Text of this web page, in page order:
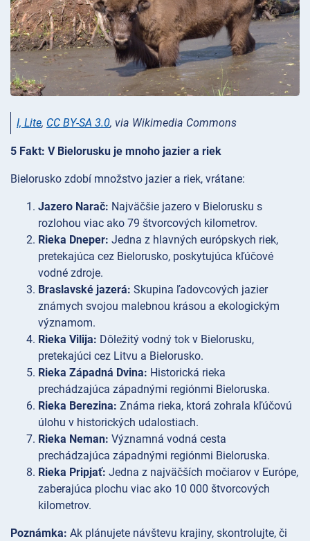
I, Lite, CC BY-SA 3.0, via Wikimedia Commons
5 Fakt: V Bielorusku je mnoho jazier a riek
Bielorusko zdobí množstvo jazier a riek, vrátane:
Jazero Narač: Najväčšie jazero v Bielorusku s
rozlohou viac ako 79 štvorcových kilometrov.
Rieka Dneper: Jedna z hlavných európskych riek,
pretekajúca cez Bielorusko, poskytujúca kľúčové
vodné zdroje.
Braslavské jazerá: Skupina ľadovcových jazier
známych svojou malebnou krásou a ekologickým
významom.
Rieka Vilija: Dôležitý vodný tok v Bielorusku,
pretekajúci cez Litvu a Bielorusko.
Rieka Západná Dvina: Historická rieka
prechádzajúca západnými regiónmi Bieloruska.
Rieka Berezina: Známa rieka, ktorá zohrala kľúčovú
úlohu v historických udalostiach.
Rieka Neman: Významná vodná cesta
prechádzajúca západnými regiónmi Bieloruska.
Rieka Pripjať: Jedna z najväčších močiarov v Európe,
zaberajúca plochu viac ako 10 000 štvorcových
kilometrov.
Poznámka: Ak plánujete návštevu krajiny, skontrolujte, či